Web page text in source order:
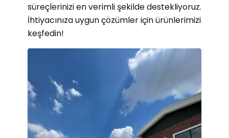
süreçlerinizi en verimli şekilde destekliyoruz.
İhtiyacınıza uygun çözümler için ürünlerimizi
keşfedin!